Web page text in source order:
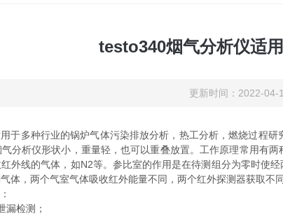
testo340烟气分析仪适
更新时间：2022-
多种行业的锅炉气体污染排放分析，热工分析，燃烧过程研
分析仪形状小，重量轻，也可以重叠放置。工作原理常用有
外线的气体，如N2等。参比室的作用是在待测组分为零时使
体，两个气室气体吸收红外能量不同，两个红外探测器获取不同
检测；